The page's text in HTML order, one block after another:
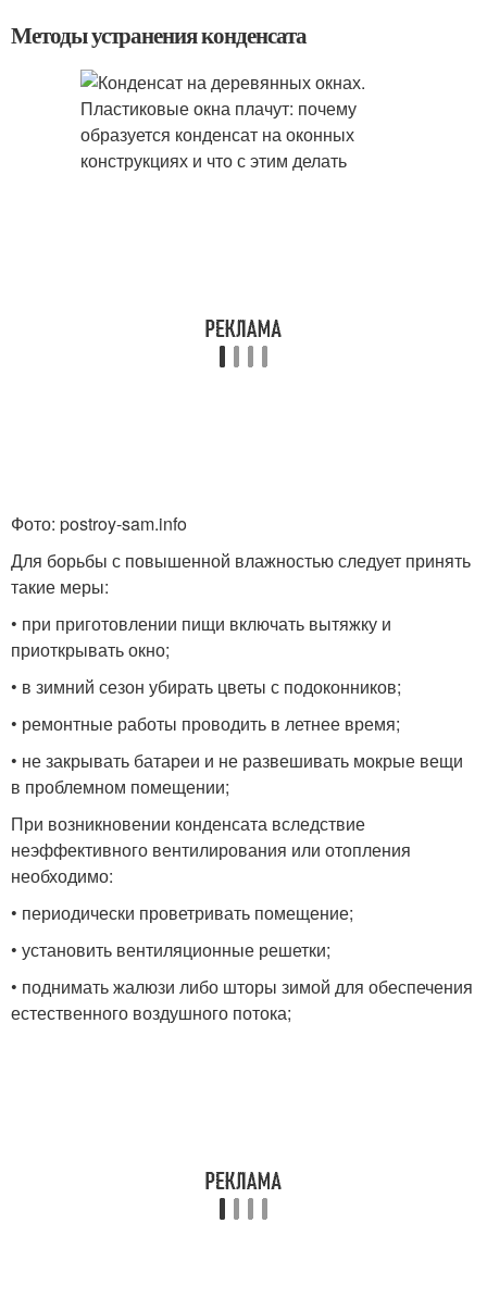
Методы устранения конденсата
Фото: postroy-sam.info
Для борьбы с повышенной влажностью следует принять
такие меры:
• при приготовлении пищи включать вытяжку и
приоткрывать окно;
• в зимний сезон убирать цветы с подоконников;
• ремонтные работы проводить в летнее время;
• не закрывать батареи и не развешивать мокрые вещи
в проблемном помещении;
При возникновении конденсата вследствие
неэффективного вентилирования или отопления
необходимо:
• периодически проветривать помещение;
• установить вентиляционные решетки;
• поднимать жалюзи либо шторы зимой для обеспечения
естественного воздушного потока;